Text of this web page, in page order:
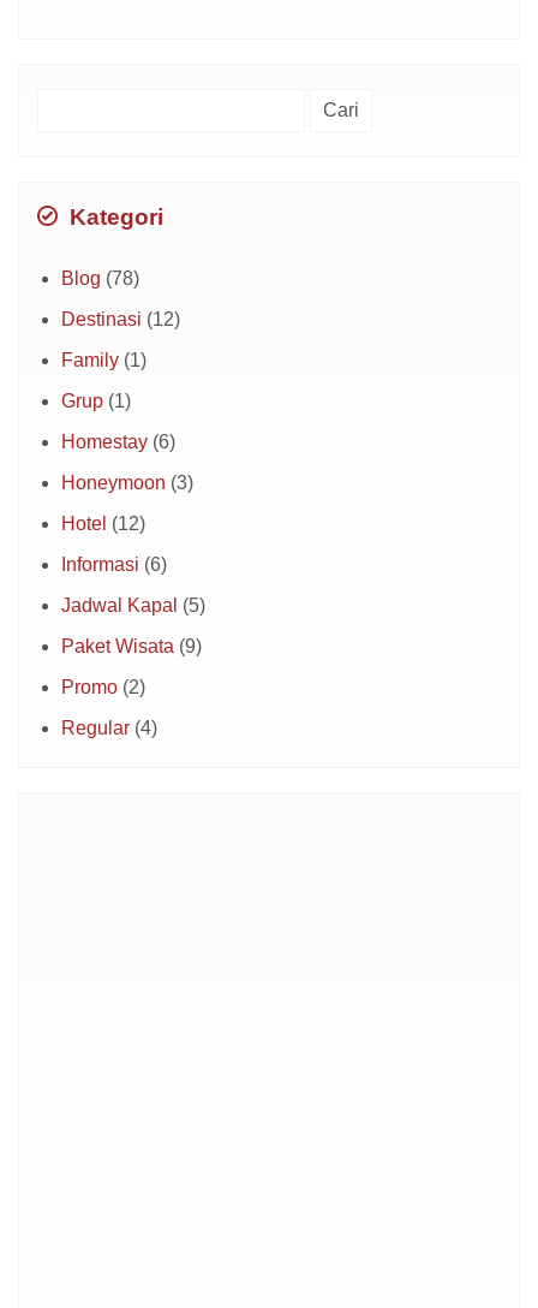
Kategori
Blog (78)
Destinasi (12)
Family (1)
Grup (1)
Homestay (6)
Honeymoon (3)
Hotel (12)
Informasi (6)
Jadwal Kapal (5)
Paket Wisata (9)
Promo (2)
Regular (4)